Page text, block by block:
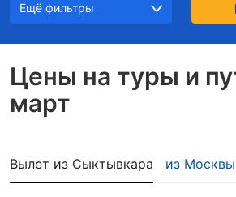
Ещё фильтры
Цены на туры и
март
Вылет из Сыктывкара из Москвы